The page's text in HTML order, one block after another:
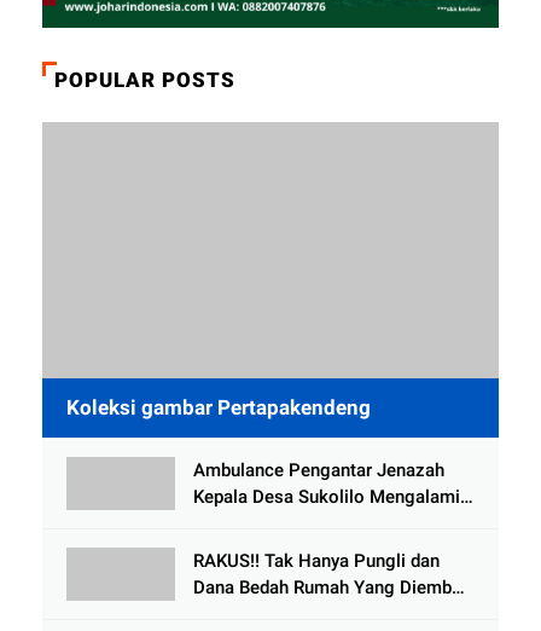
POPULAR POSTS
Koleksi gambar Pertapakendeng
Ambulance Pengantar Jenazah
Kepala Desa Sukolilo Mengalami
Meninggal Dunia
RAKUS!! Tak Hanya Pungli dan
Dana Bedah Rumah Yang Diembat,